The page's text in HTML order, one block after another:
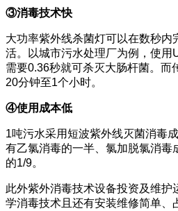
③消毒技术快
大功率紫外线杀菌灯可以在数秒内
活。以城市污水处理厂为例，使用
需要0.36秒就可杀灭大肠杆菌。而
20分钟至1个小时。
④使用成本低
1吨污水采用短波紫外线灭菌消毒
有乙氯消毒的一半、氯加脱氯消毒
的1/9。
此外紫外消毒技术设备投资及维护
学消毒技术且还有安装维修简单、